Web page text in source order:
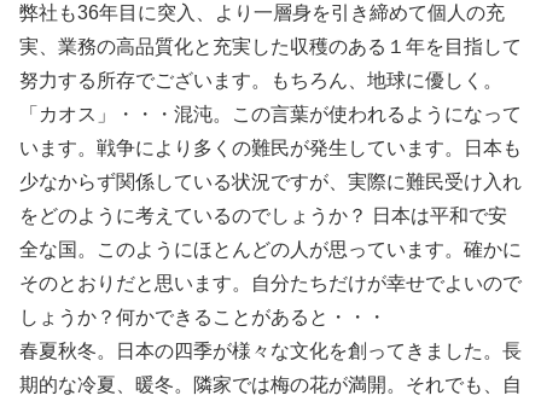
弊社も36年目に突入、より一層身を引き締めて個人の充
実、業務の高品質化と充実した収穫のある１年を目指して
努力する所存でございます。もちろん、地球に優しく。
「カオス」・・・混沌。この言葉が使われるようになって
います。戦争により多くの難民が発生しています。日本も
少なからず関係している状況ですが、実際に難民受け入れ
をどのように考えているのでしょうか？ 日本は平和で安
全な国。このようにほとんどの人が思っています。確かに
そのとおりだと思います。自分たちだけが幸せでよいので
しょうか？何かできることがあると・・・
春夏秋冬。日本の四季が様々な文化を創ってきました。長
期的な冷夏、暖冬。隣家では梅の花が満開。それでも、自